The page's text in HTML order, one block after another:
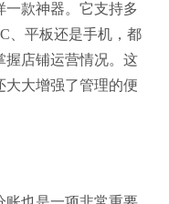
一款神器。它支持多
、平板还是手机，都
握店铺运营情况。这
大大增强了管理的便